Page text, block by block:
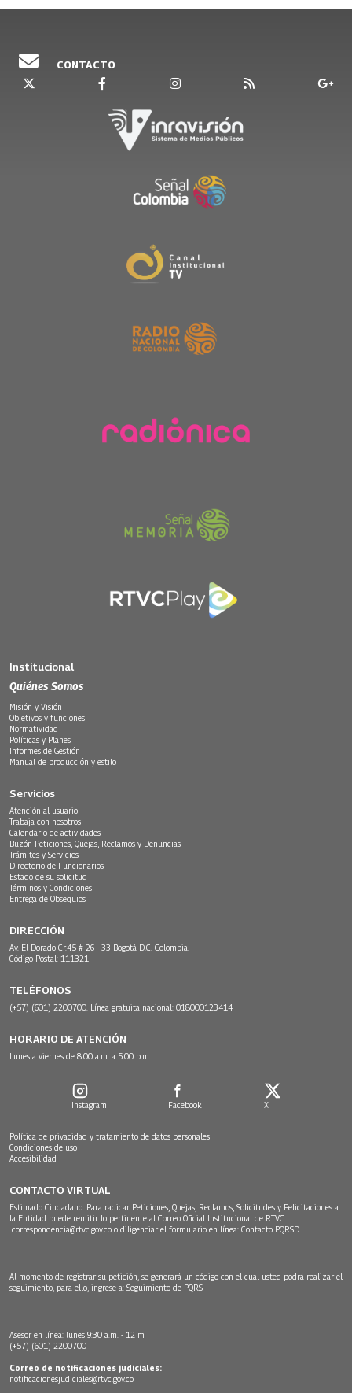
CONTACTO
Institucional
Quiénes Somos
Misión y Visión
Objetivos y funciones
Normatividad
Políticas y Planes
Informes de Gestión
Manual de producción y estilo
Servicios
Atención al usuario
Trabaja con nosotros
Calendario de actividades
Buzón Peticiones, Quejas, Reclamos y Denuncias
Trámites y Servicios
Directorio de Funcionarios
Estado de su solicitud
Términos y Condiciones
Entrega de Obsequios
DIRECCIÓN
Av. El Dorado Cr.45 # 26 - 33 Bogotá D.C. Colombia.
Código Postal: 111321
TELÉFONOS
(+57) (601) 2200700. Línea gratuita nacional: 018000123414
HORARIO DE ATENCIÓN
Lunes a viernes de 8:00 a.m. a 5:00 p.m.
Instagram Facebook X
Política de privacidad y tratamiento de datos personales
Condiciones de uso
Accesibilidad
CONTACTO VIRTUAL
Estimado Ciudadano: Para radicar Peticiones, Quejas, Reclamos, Solicitudes y Felicitaciones a
la Entidad puede remitir lo pertinente al Correo Oficial Institucional de RTVC
correspondencia@rtvc.gov.co o diligenciar el formulario en línea: Contacto PQRSD.
Al momento de registrar su petición, se generará un código con el cual usted podrá realizar el
seguimiento, para ello, ingrese a: Seguimiento de PQRS
Asesor en línea: lunes 9:30 a.m. - 12 m
(+57) (601) 2200700
Correo de notificaciones judiciales:
notificacionesjudiciales@rtvc.gov.co